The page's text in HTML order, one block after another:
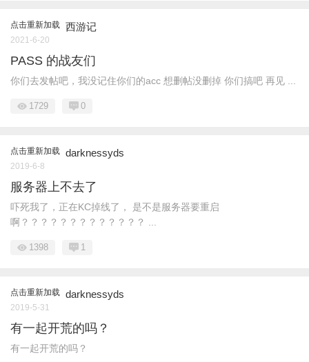
点击重新加载 西游记
2021-6-20
PASS 的战友们
你们去发帖吧，我没记住你们的acc 想删帖没删掉 你们搞吧 再见 ...
1729 0
点击重新加载 darknessyds
2019-6-8
服务器上不去了
吓死我了，正在KC掉线了， 是不是服务器要重启
啊？？？？？？？？？？？？？ ...
1398 1
点击重新加载 darknessyds
2019-5-31
有一起开荒的吗？
有一起开荒的吗？